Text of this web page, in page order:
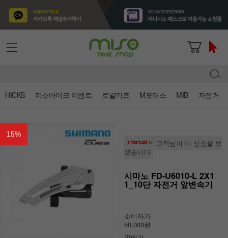
HICKS 미소바이크 이벤트 로얄키즈 M모터스 MIB 자전거
15%
1293명의 고객님이 이 상품을 보
셨습니다
시마노 FD-U6010-L 2X1
1_10단 자전거 앞변속기
소비자가
50,000원